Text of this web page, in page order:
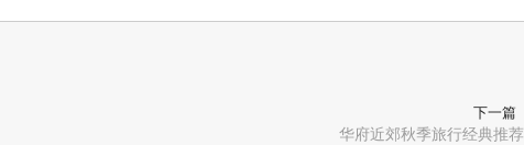
下一篇
华府近郊秋季旅行经典推荐